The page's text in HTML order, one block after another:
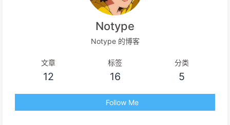
Notype
Notype 的博客
文章
12
标签
16
分类
5
Follow Me